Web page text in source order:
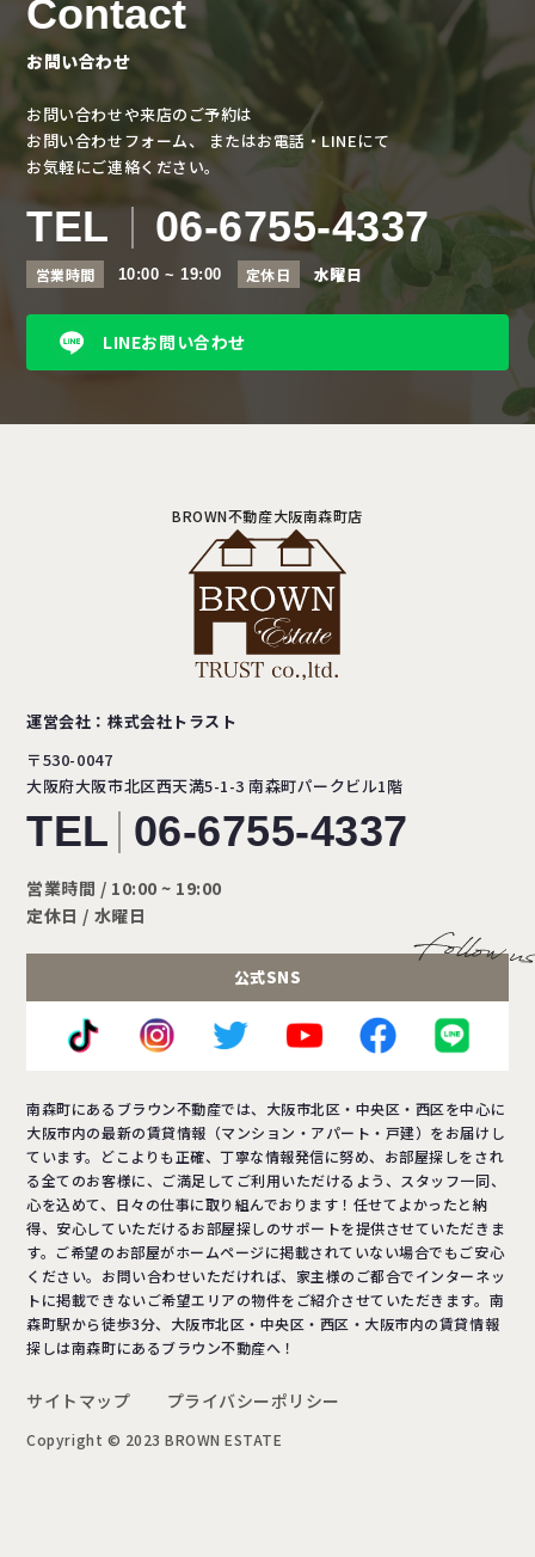
Contact
お問い合わせ
お問い合わせや来店のご予約は
お問い合わせフォーム、
またはお電話・LINEにて
お気軽にご連絡ください。
TEL 06-6755-4337
営業時間 10:00 ~ 19:00 定休日 水曜日
LINEお問い合わせ
BROWN不動産大阪南森町店
運営会社：株式会社トラスト
〒530-0047
大阪府大阪市北区西天満5-1-3南森町パークビル1階
TEL 06-6755-4337
営業時間 / 10:00 ~ 19:00
定休日 / 水曜日
公式SNS
南森町にあるブラウン不動産では、大阪市北区・中央区・西区を中心に
大阪市内の最新の賃貸情報（マンション・アパート・戸建）をお届けし
ています。どこよりも正確、丁寧な情報発信に努め、お部屋探しをされ
る全てのお客様に、ご満足してご利用いただけるよう、スタッフ一同、
心を込めて、日々の仕事に取り組んでおります！任せてよかったと納
得、安心していただけるお部屋探しのサポートを提供させていただきま
す。ご希望のお部屋がホームページに掲載されていない場合でもご安心
ください。お問い合わせいただければ、家主様のご都合でインターネッ
トに掲載できないご希望エリアの物件をご紹介させていただきます。南
森町駅から徒歩3分、大阪市北区・中央区・西区・大阪市内の賃貸情報
探しは南森町にあるブラウン不動産へ！
サイトマップ プライバシーポリシー
Copyright © 2023 BROWN ESTATE